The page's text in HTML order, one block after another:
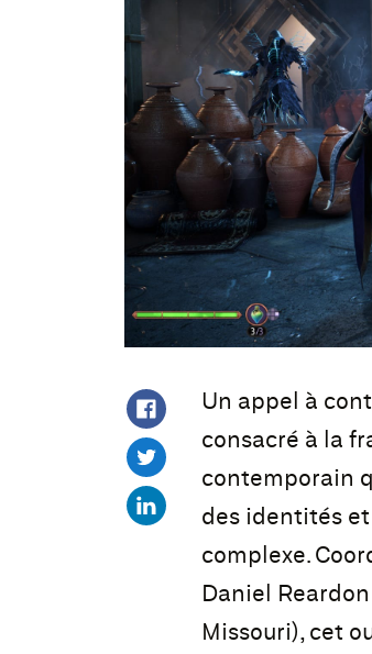
Un appel à
consacré à la
contemporain
des identités
complexe.
Daniel
Missouri), cet